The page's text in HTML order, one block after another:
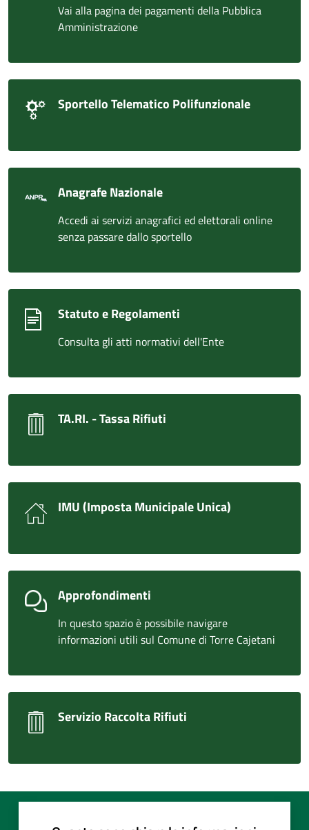
Vai alla pagina dei pagamenti della Pubblica
Amministrazione
Sportello Telematico Polifunzionale
Anagrafe Nazionale
Accedi ai servizi anagrafici ed elettorali online
senza passare dallo sportello
Statuto e Regolamenti
Consulta gli atti normativi dell'Ente
TA.RI. - Tassa Rifiuti
IMU (Imposta Municipale Unica)
Approfondimenti
In questo spazio è possibile navigare
informazioni utili sul Comune di Torre Cajetani
Servizio Raccolta Rifiuti